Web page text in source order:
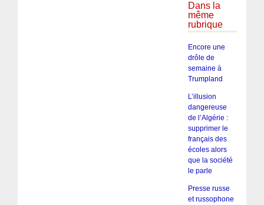
Dans la
même
rubrique
Encore une
drôle de
semaine à
Trumpland
L’illusion
dangereuse
de l’Algérie :
supprimer le
français des
écoles alors
que la société
le parle
Presse russe
et russophone